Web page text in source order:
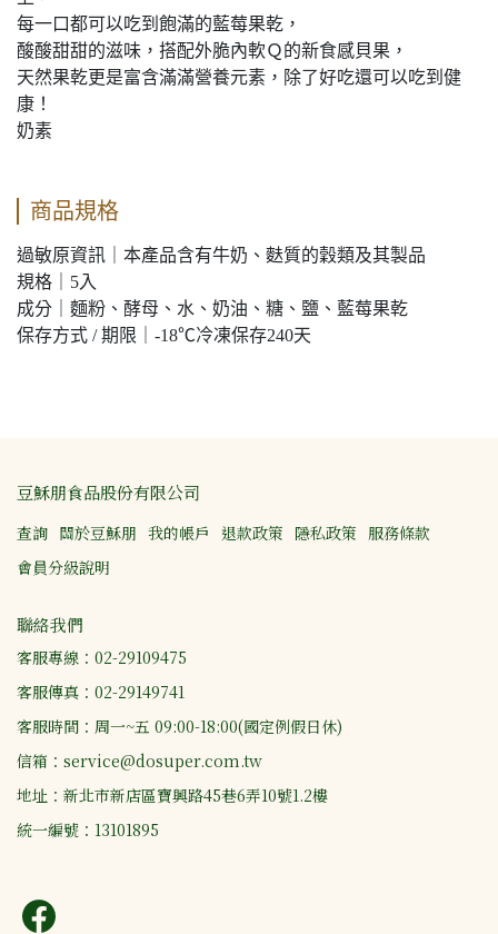
每一口都可以吃到飽滿的藍莓果乾，
酸酸甜甜的滋味，搭配外脆內軟Ｑ的新食感貝果，
天然果乾更是富含滿滿營養元素，除了好吃還可以吃到健
康！
奶素
商品規格
過敏原資訊｜本產品含有牛奶、麩質的穀類及其製品
規格｜5入
成分｜麵粉、酵母、水、奶油、糖、鹽、藍莓果乾
保存方式 / 期限｜-18℃冷凍保存240天
豆穌朋食品股份有限公司
查詢 關於豆穌朋 我的帳戶 退款政策 隱私政策 服務條款
會員分級說明
聯絡我們
客服專線：02-29109475
客服傳真：02-29149741
客服時間：周一~五 09:00-18:00(國定例假日休)
信箱：service@dosuper.com.tw
地址：新北市新店區寶興路45巷6弄10號1.2樓
統一編號：13101895